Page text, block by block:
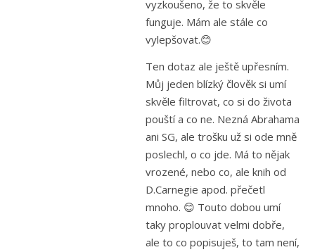
vyzkoušeno, že to skvěle
funguje. Mám ale stále co
vylepšovat.😊
Ten dotaz ale ještě upřesním.
Můj jeden blízký člověk si umí
skvěle filtrovat, co si do života
pouští a co ne. Nezná Abrahama
ani SG, ale trošku už si ode mně
poslechl, o co jde. Má to nějak
vrozené, nebo co, ale knih od
D.Carnegie apod. přečetl
mnoho. 😊 Touto dobou umí
taky proplouvat velmi dobře,
ale to co popisuješ, to tam není,